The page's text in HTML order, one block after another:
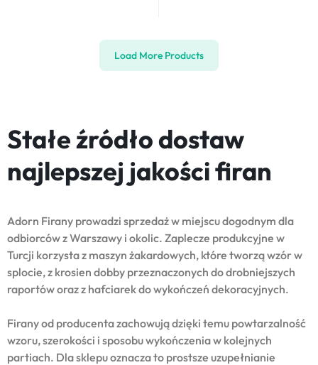
Load More Products
Stałe źródło dostaw
najlepszej jakości firan
Adorn Firany prowadzi sprzedaż w miejscu dogodnym dla
odbiorców z Warszawy i okolic. Zaplecze produkcyjne w
Turcji korzysta z maszyn żakardowych, które tworzą wzór w
splocie, z krosien dobby przeznaczonych do drobniejszych
raportów oraz z hafciarek do wykończeń dekoracyjnych.
Firany od producenta zachowują dzięki temu powtarzalność
wzoru, szerokości i sposobu wykończenia w kolejnych
partiach. Dla sklepu oznacza to prostsze uzupełnianie